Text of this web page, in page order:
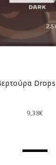
9,38€